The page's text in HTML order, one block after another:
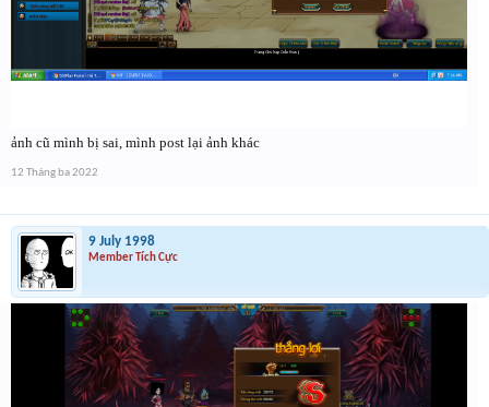
ảnh cũ mình bị sai, mình post lại ảnh khác
12 Tháng ba 2022
9 July 1998
Member Tích Cực